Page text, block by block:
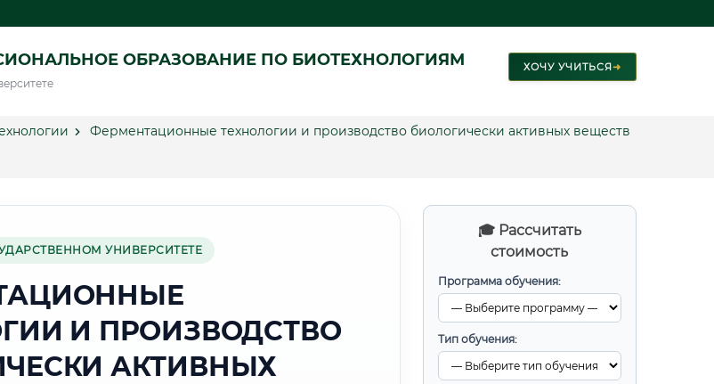
ОБРАЗОВАНИЕ ПО БИОТЕХНОЛОГИЯМ ХОЧУ УЧИТЬСЯ➜
Ферментационные технологии и производство биологически активных веществ
🎓 Рассчитать
стоимость
Программа обучения:
Тип обучения:
УНИВЕРСИТЕТЕ
И ПРОИЗВОДСТВО
АКТИВНЫХ